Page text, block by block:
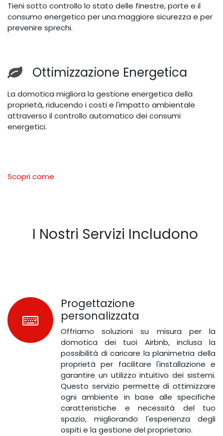
Tieni sotto controllo lo stato delle finestre, porte e il
consumo energetico per una maggiore sicurezza e per
prevenire sprechi.
Ottimizzazione Energetica
La domotica migliora la gestione energetica della
proprietà, riducendo i costi e l'impatto ambientale
attraverso il controllo automatico dei consumi
energetici.
Scopri come
I Nostri Servizi Includono
Progettazione
personalizzata
Offriamo soluzioni su misura per la
domotica dei tuoi Airbnb, inclusa la
possibilità di caricare la planimetria della
proprietà per facilitare l'installazione e
garantire un utilizzo intuitivo dei sistemi.
Questo servizio permette di ottimizzare
ogni ambiente in base alle specifiche
caratteristiche e necessità del tuo
spazio, migliorando l'esperienza degli
ospiti e la gestione del proprietario.